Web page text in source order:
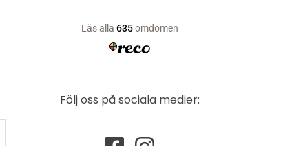
Följ oss på sociala medier: